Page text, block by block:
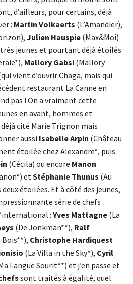
d’ailleurs, pour certains, déjà
: Martin Volkaerts (L’Amandier),
Julien Hauspie (Max&Moi)
jeunes et pourtant déjà étoilés
Mallory Gabsi (Mallory
vient d’ouvrir Chaga, mais qui
restaurant La Canne en
pas ! On a vraiment cette
en avant, hommes et
cité Marie Trignon mais
aussi Isabelle Arpin (Château
étoilée chez Alexandre*, puis
(Cécila) ou encore Manon
etStéphanie Thunus (Au
étoilées. Et à côté des jeunes,
série de chefs
: Yves Mattagne (La
(De Jonkman**), Ralf
Bois**), Christophe Hardiquest
(La Villa in the Sky*), Cyril
Langue Sourit**) et j’en passe et
sont traités à égalité, quel